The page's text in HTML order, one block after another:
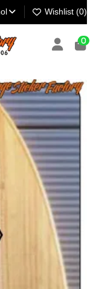
Wishlist (0)
0